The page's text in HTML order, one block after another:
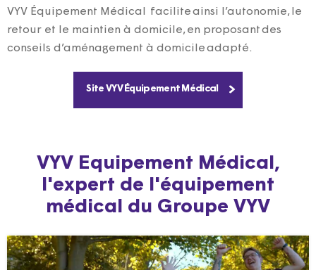
VYV Équipement Médical facilite ainsi l’autonomie, le
retour et le maintien à domicile, en proposant des
conseils d’aménagement à domicile adapté.
Site VYV Équipement Médical
VYV Equipement Médical,
l'expert de l'équipement
médical du Groupe VYV